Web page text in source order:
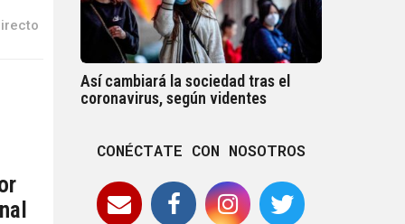
Así cambiará la sociedad tras el
coronavirus, según videntes
CONÉCTATE CON NOSOTROS